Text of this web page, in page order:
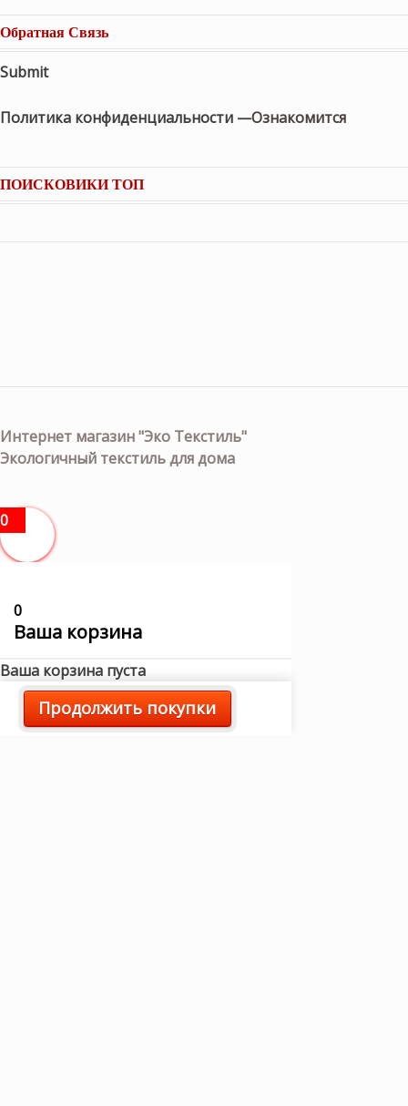
Обратная Связь
Submit
Политика конфиденциальности —Ознакомится
ПОИСКОВИКИ ТОП
Интернет магазин "Эко Текстиль"
Экологичный текстиль для дома
0
0
Ваша корзина
Ваша корзина пуста
Продолжить покупки